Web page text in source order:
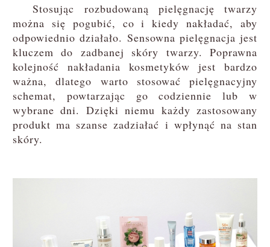
Stosując rozbudowaną pielęgnację twarzy
można się pogubić, co i kiedy nakładać, aby
odpowiednio działało. Sensowna pielęgnacja jest
kluczem do zadbanej skóry twarzy. Poprawna
kolejność nakładania kosmetyków jest bardzo
ważna, dlatego warto stosować pielęgnacyjny
schemat, powtarzając go codziennie lub w
wybrane dni. Dzięki niemu każdy zastosowany
produkt ma szanse zadziałać i wpłynąć na stan
skóry.